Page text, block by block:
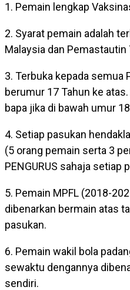
1. Pemain lengkap
2. Syarat pemain adalah
Malaysia dan Pemastautin
3. Terbuka kepada semua
berumur 17 Tahun ke
bapa jika di bawah umur
4. Setiap pasukan
(5 orang pemain serta 3
PENGURUS sahaja setiap
5. Pemain MPFL (2018-
dibenarkan bermain atas
pasukan.
6. Pemain wakil bola
sewaktu dengannya
sendiri.